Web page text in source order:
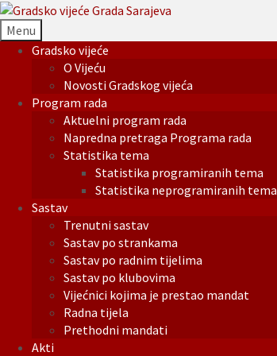
Menu
Gradsko vijeće
O Vijeću
Novosti Gradskog vijeća
Program rada
Aktuelni program rada
Napredna pretraga Programa rada
Statistika tema
Statistika programiranih tema
Statistika neprogramiranih tema
Sastav
Trenutni sastav
Sastav po strankama
Sastav po radnim tijelima
Sastav po klubovima
Vijećnici kojima je prestao mandat
Radna tijela
Prethodni mandati
Akti